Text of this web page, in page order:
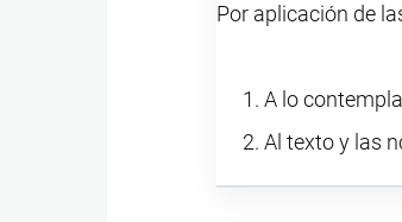
Por aplicación de
A lo
Al texto y las